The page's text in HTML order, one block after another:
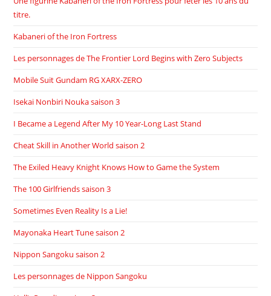
titre.
Kabaneri of the Iron Fortress
Les personnages de The Frontier Lord Begins with Zero Subjects
Mobile Suit Gundam RG XARX-ZERO
Isekai Nonbiri Nouka saison 3
I Became a Legend After My 10 Year-Long Last Stand
Cheat Skill in Another World saison 2
The Exiled Heavy Knight Knows How to Game the System
The 100 Girlfriends saison 3
Sometimes Even Reality Is a Lie!
Mayonaka Heart Tune saison 2
Nippon Sangoku saison 2
Les personnages de Nippon Sangoku